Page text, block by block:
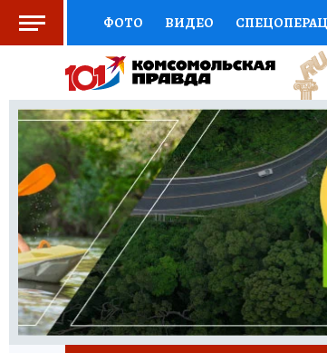
ФОТО ВИДЕО
СОЦПОДДЕРЖКА НАУКА
ВЫБОР ЭКСПЕРТОВ ДОКТОР
КНИЖНАЯ ПОЛКА ПРОГНОЗЫ
ПРЕСС-ЦЕНТР
РЕКЛАМА ТЕСТЫ НОВОЕ НА